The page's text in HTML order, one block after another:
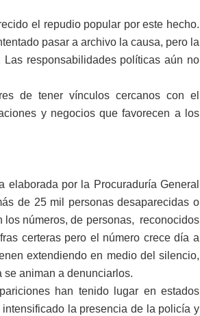
el repudio popular por este hecho.
pasar a archivo la causa, pero la
responsabilidades políticas aún no
de tener vínculos cercanos con el
y negocios que favorecen a los
por la Procuraduría General
de 25 mil personas desaparecidas o
números, de personas, reconocidos
certeras pero el número crece día a
extendiendo en medio del silencio,
se animan a denunciarlos.
han tenido lugar en estados
la presencia de la policía y